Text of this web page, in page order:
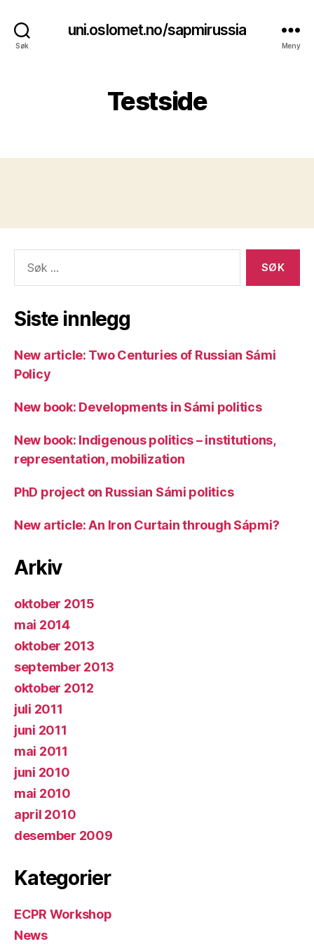
Søk
uni.oslomet.no/sapmirussia
Meny
Testside
etter:
Siste innlegg
New article: Two Centuries of Russian Sámi
Policy
New book: Developments in Sámi politics
New book: Indigenous politics – institutions,
representation, mobilization
PhD project on Russian Sámi politics
New article: An Iron Curtain through Sápmi?
Arkiv
oktober 2015
mai 2014
oktober 2013
september 2013
oktober 2012
juli 2011
juni 2011
mai 2011
juni 2010
mai 2010
april 2010
desember 2009
Kategorier
ECPR Workshop
News